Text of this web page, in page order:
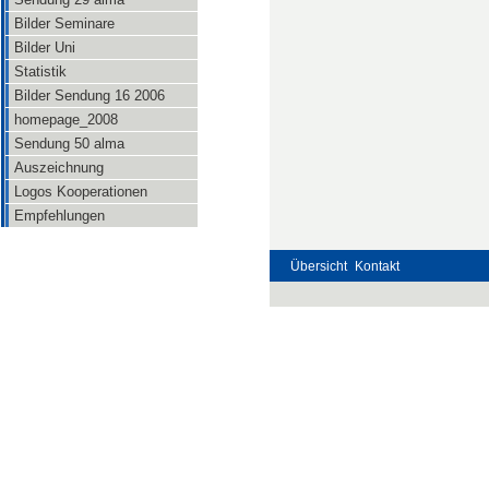
Bilder Seminare
Bilder Uni
Statistik
Bilder Sendung 16 2006
homepage_2008
Sendung 50 alma
Auszeichnung
Logos Kooperationen
Empfehlungen
Übersicht Kontakt